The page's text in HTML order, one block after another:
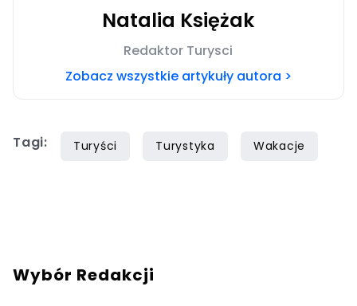
Natalia Księżak
Redaktor Turysci
Zobacz wszystkie artykuły autora >
Tagi: Turyści Turystyka Wakacje
Wybór Redakcji